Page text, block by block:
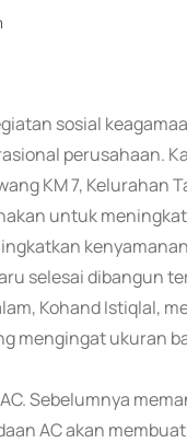
sosial
perusahaan.
KM 7, Kelurahan
untuk
selesai dibangun
Kohand Istiqlal,
mengingat ukuran
Sebelumnya
AC akan